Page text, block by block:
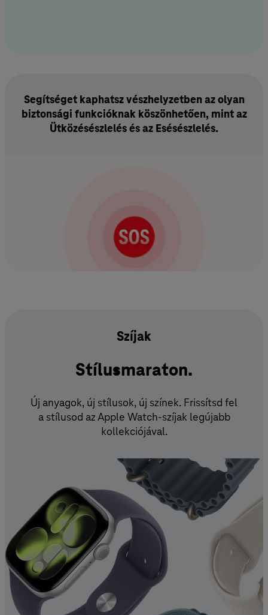
Segítséget kaphatsz vészhelyzetben az olyan
biztonsági funkcióknak köszönhetően, mint az
Ütközésészlelés és az Esésészlelés.
Szíjak
Stílusmaraton.
Új anyagok, új stílusok, új színek. Frissítsd fel
a stílusod az Apple Watch-szíjak legújabb
kollekciójával.